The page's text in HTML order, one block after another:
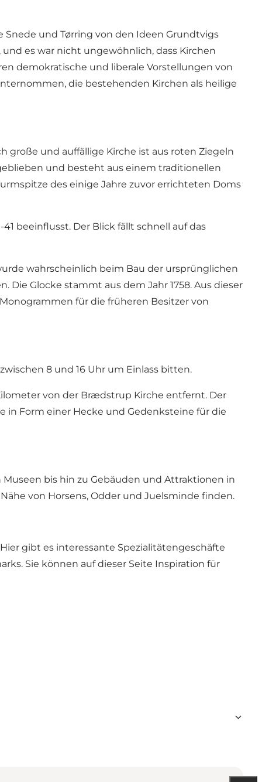
Snede und Tørring von den Ideen Grundtvigs
es war nicht ungewöhnlich, dass Kirchen
demokratische und liberale Vorstellungen von
die bestehenden Kirchen als heilige
und auffällige Kirche ist aus roten Ziegeln
und besteht aus einem traditionellen
des einige Jahre zuvor errichteten Doms
beeinflusst. Der Blick fällt schnell auf das
wahrscheinlich beim Bau der ursprünglichen
Die Glocke stammt aus dem Jahr 1758. Aus dieser
für die früheren Besitzer von
8 und 16 Uhr um Einlass bitten.
von der Brædstrup Kirche entfernt. Der
in Form einer Hecke und Gedenksteine für die
bis hin zu Gebäuden und Attraktionen in
von Horsens, Odder und Juelsminde finden.
gibt es interessante Spezialitätengeschäfte
Sie können auf dieser Seite Inspiration für